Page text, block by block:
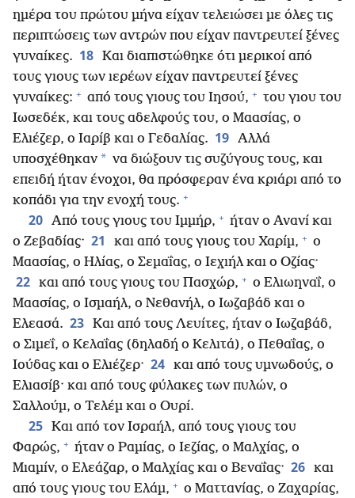
ημέρα του πρώτου μήνα είχαν τελειώσει με όλες τις
περιπτώσεις των αντρών που είχαν παντρευτεί ξένες
γυναίκες. 18 Και διαπιστώθηκε ότι μερικοί από
τους γιους των ιερέων είχαν παντρευτεί ξένες
γυναίκες: + από τους γιους του Ιησού, + του γιου του
Ιωσεδέκ, και τους αδελφούς του, ο Μαασίας, ο
Ελιέζερ, ο Ιαρίβ και ο Γεδαλίας. 19 Αλλά
υποσχέθηκαν * να διώξουν τις συζύγους τους, και
επειδή ήταν ένοχοι, θα πρόσφεραν ένα κριάρι από το
κοπάδι για την ενοχή τους. +
20 Από τους γιους του Ιμμήρ, + ήταν ο Ανανί και
ο Ζεβαδίας· 21 και από τους γιους του Χαρίμ, + ο
Μαασίας, ο Ηλίας, ο Σεμαΐας, ο Ιεχιήλ και ο Οζίας·
22 και από τους γιους του Πασχώρ, + ο Ελιωηναΐ, ο
Μαασίας, ο Ισμαήλ, ο Νεθανήλ, ο Ιωζαβάδ και ο
Ελεασά. 23 Και από τους Λευίτες, ήταν ο Ιωζαβάδ,
ο Σιμεΐ, ο Κελαΐας (δηλαδή ο Κελιτά), ο Πεθαΐας, ο
Ιούδας και ο Ελιέζερ· 24 και από τους υμνωδούς, ο
Ελιασίβ· και από τους φύλακες των πυλών, ο
Σαλλούμ, ο Τελέμ και ο Ουρί.
25 Και από τον Ισραήλ, από τους γιους του
Φαρώς, + ήταν ο Ραμίας, ο Ιεζίας, ο Μαλχίας, ο
Μιαμίν, ο Ελεάζαρ, ο Μαλχίας και ο Βεναΐας· 26 και
από τους γιους του Ελάμ, + ο Ματτανίας, ο Ζαχαρίας,